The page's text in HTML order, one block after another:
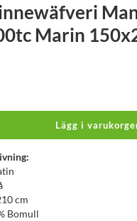
Marin
Lägg i
cm
Bomull